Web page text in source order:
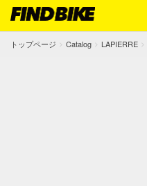
トップページ Catalog LAPIERRE